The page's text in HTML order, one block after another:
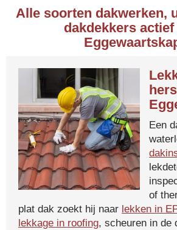
Alle soorten dakwerken,
dakdekkers actief
Een
of
plat dak zoekt hij naar lekken in
lekkage in roofing, scheuren in de